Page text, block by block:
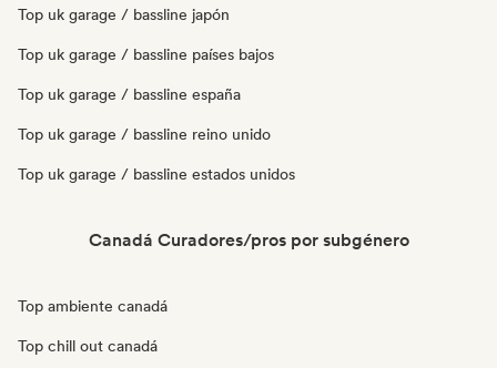
Top uk garage / bassline japón
Top uk garage / bassline países bajos
Top uk garage / bassline españa
Top uk garage / bassline reino unido
Top uk garage / bassline estados unidos
Canadá Curadores/pros por subgénero
Top ambiente canadá
Top chill out canadá